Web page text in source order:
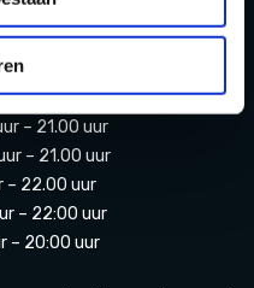
2026)
– 21.00 uur
– 21.00 uur
– 22.00 uur
– 22:00 uur
– 20:00 uur